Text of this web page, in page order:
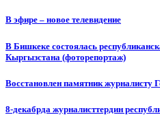
В эфире – новое телевидение
В Бишкеке состоялась
Кыргызстана (фоторепортаж)
Восстановлен памятник журналисту
8-декабрда журналисттердин